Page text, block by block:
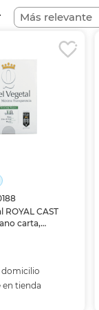
Ver más
para carpeta
Ver más
Ver más
ROYAL CAST
carta,
hojas.
y
tinta,
domicilio
en tienda